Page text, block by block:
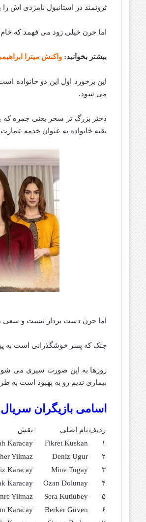
ثروتمند در استانبول نامزدی اش
اما جرن خیلی زود می فهمد که
بیشتر بخوانید: واکنش میترا
این برخورد اول این دو خانواده
می شود.
دختر بزرگ تر سحر یعنی جمره که
بقیه خانواده به عنوان خدمه
اما جرن دست بردار نیست و سعی
جنک که پسر خوشگذرانی است به
روزها به این صورت سپری می شود
بیماری ندیم رو به بهبود است
اسامی بازیگران
ردیف نام اصلی
نقش
۱
Fikret Kuskan
Karacay
۲
Deniz Ugur
Yilmaz
۳
Mine Tugay
Karacay
۴
Ozan Dolunay
Karacay
۵
Sera Kutlubey
Yilmaz
۶
Berker Guven
Karacay